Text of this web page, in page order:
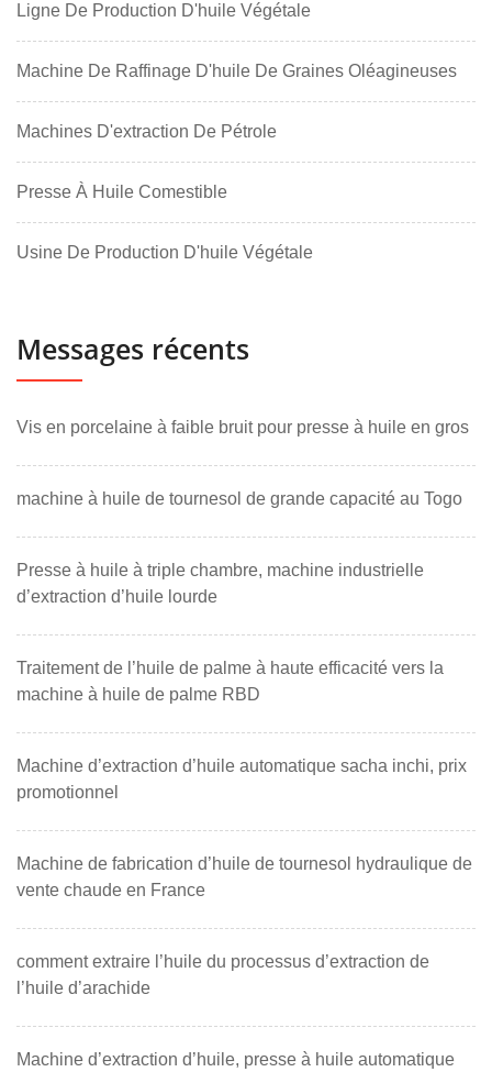
Ligne De Production D'huile Végétale
Machine De Raffinage D'huile De Graines Oléagineuses
Machines D'extraction De Pétrole
Presse À Huile Comestible
Usine De Production D'huile Végétale
Messages récents
Vis en porcelaine à faible bruit pour presse à huile en gros
machine à huile de tournesol de grande capacité au Togo
Presse à huile à triple chambre, machine industrielle
d’extraction d’huile lourde
Traitement de l’huile de palme à haute efficacité vers la
machine à huile de palme RBD
Machine d’extraction d’huile automatique sacha inchi, prix
promotionnel
Machine de fabrication d’huile de tournesol hydraulique de
vente chaude en France
comment extraire l’huile du processus d’extraction de
l’huile d’arachide
Machine d’extraction d’huile, presse à huile automatique